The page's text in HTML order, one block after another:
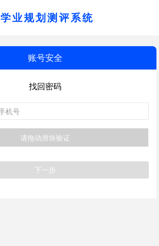
学业规划测评系统
账号安全
找回密码
请拖动滑块验证
下一步